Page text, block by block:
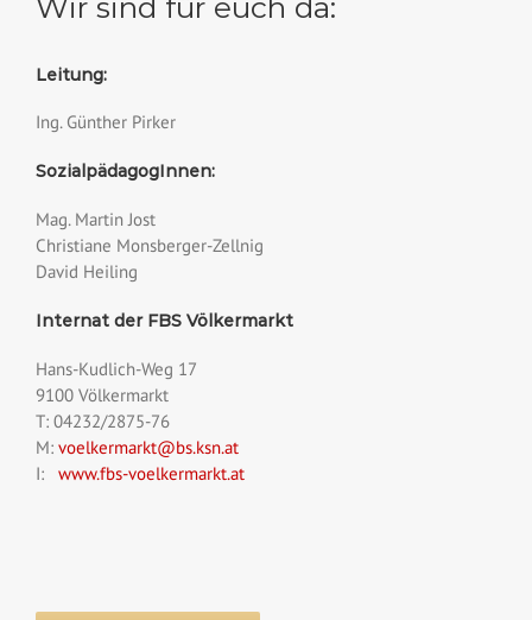
Wir sind für euch da:
Leitung:
Ing. Günther Pirker
SozialpädagogInnen:
Mag. Martin Jost
Christiane Monsberger-Zellnig
David Heiling
Internat der FBS Völkermarkt
Hans-Kudlich-Weg 17
9100 Völkermarkt
T: 04232/2875-76
M: voelkermarkt@bs.ksn.at
I: www.fbs-voelkermarkt.at